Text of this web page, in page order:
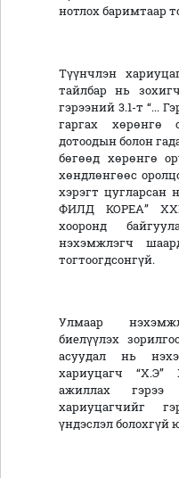
нотлох баримтаар
Түүнчлэн
тайлбар нь
гэрээний 3.1-т “...
гаргах хөрөнгө
дотоодын болон
бөгөөд хөрөнгө
хөндлөнгөөс
хэрэгт цугларсан
ФИЛД КОРЕА”
хооронд
нэхэмжлэгч
тогтоогдсонгүй.
Улмаар
биелүүлэх
асуудал нь
хариуцагч
ажиллах гэрээ
хариуцагчийг
үндэслэл болохгүй